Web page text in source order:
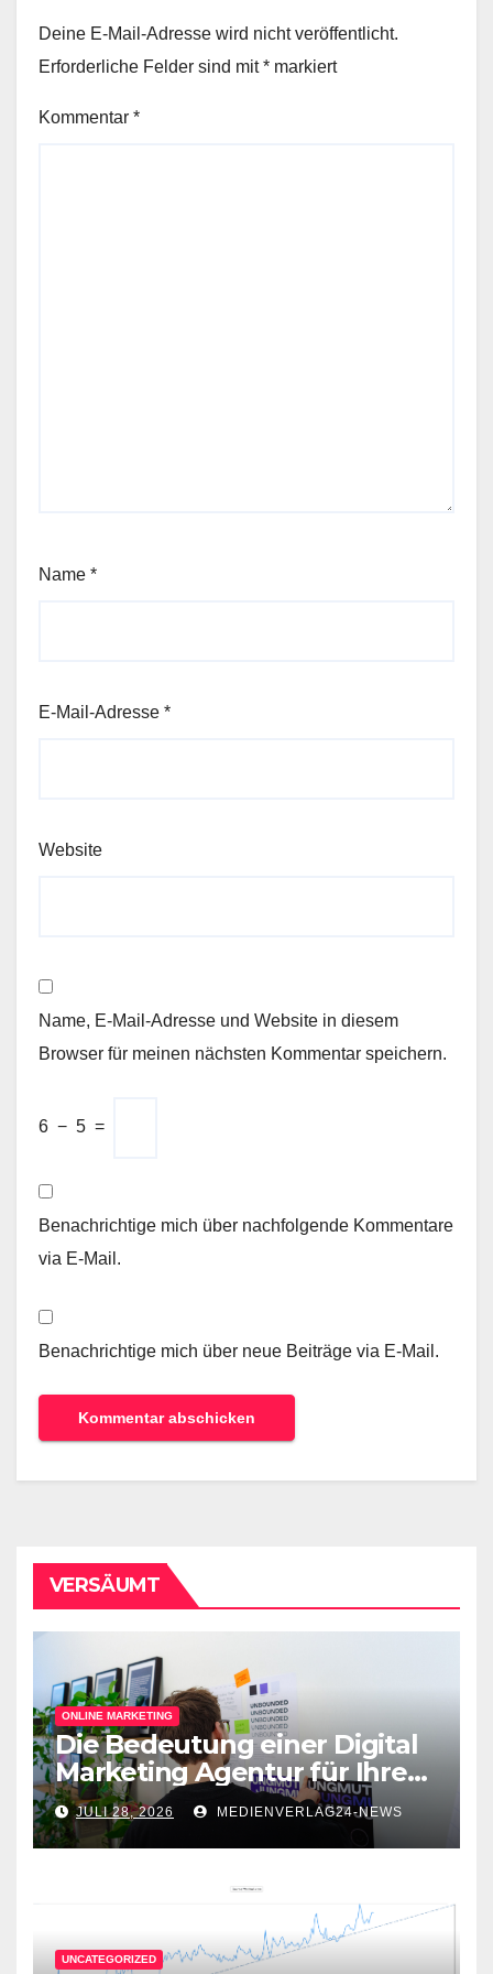
Deine E-Mail-Adresse wird nicht veröffentlicht.
Erforderliche Felder sind mit* markiert
Kommentar *
Name *
E-Mail-Adresse *
Website
Name, E-Mail-Adresse und Website in diesem
Browser für meinen nächsten Kommentar speichern.
6 − 5 =
Benachrichtige mich über nachfolgende Kommentare
via E-Mail.
Benachrichtige mich über neue Beiträge via E-Mail.
VERSÄUMT
ONLINE MARKETING
Die Bedeutung einer Digital
Marketing Agentur für Ihren
Online-Erfolg
JULI 28, 2026 MEDIENVERLAG24-NEWS
UNCATEGORIZED